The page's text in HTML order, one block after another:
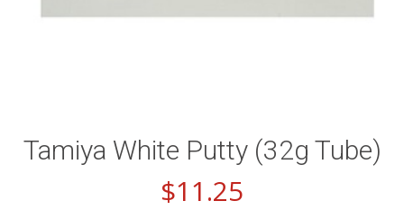
Tamiya White Putty (32g Tube)
$11.25